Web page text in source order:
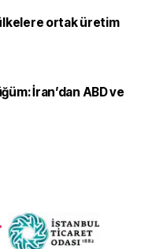
ortak üretim
İran’dan ABD ve